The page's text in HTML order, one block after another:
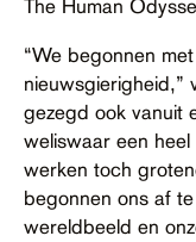
The Human
“We begonnen
nieuwsgierigheid,”
gezegd ook vanuit
weliswaar een
werken toch
begonnen ons af
wereldbeeld en